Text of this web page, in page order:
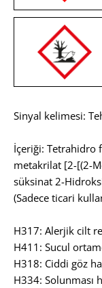
Sinyal kelimesi:
İçeriği: Tetrahidro
metakrilat [2-[(2-
süksinat 2-
(Sadece ticari
H317: Alerjik cilt
H411: Sucul
H318: Ciddi göz
H334: Solunması